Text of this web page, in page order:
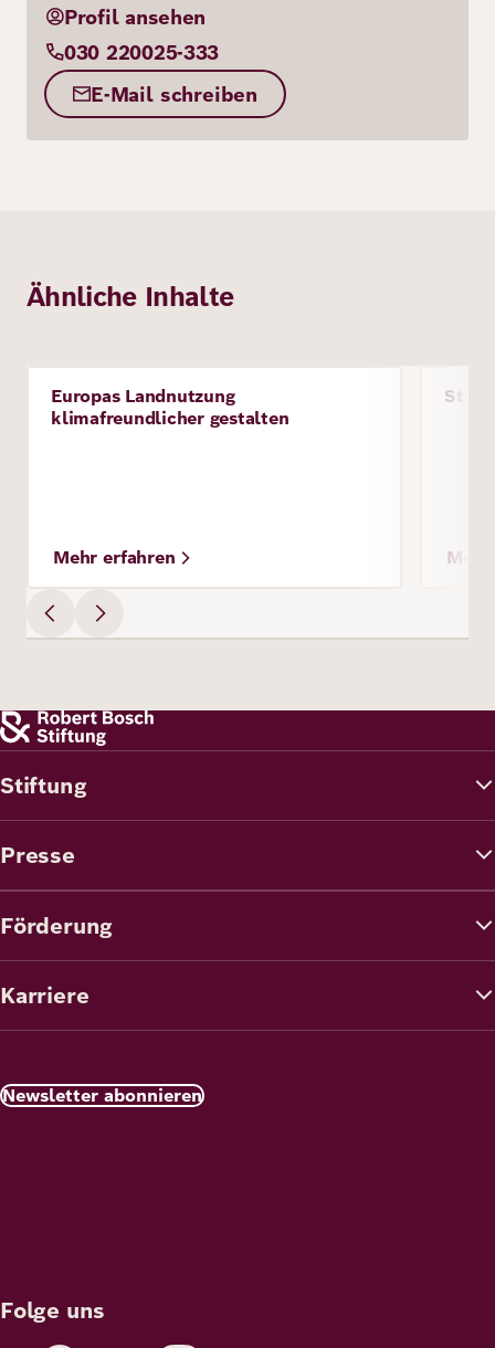
Profil ansehen
030 220025-333
E-Mail schreiben
Ähnliche Inhalte
Projekt
Europas Landnutzung
klimafreundlicher gestalten
Mehr erfahren
Stiftung
Presse
Förderung
Karriere
Newsletter abonnieren
Folge uns